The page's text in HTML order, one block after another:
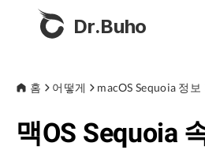
Dr.Buho
제품
홈 어떻게 macOS Sequoia 정보
맥OS Sequoia